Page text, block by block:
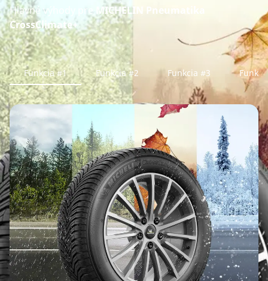
Hlavné výhody pre MICHELIN Pneumatika
CrossClimate+
Funkcia #1 Funkcia #2 Funkcia #3